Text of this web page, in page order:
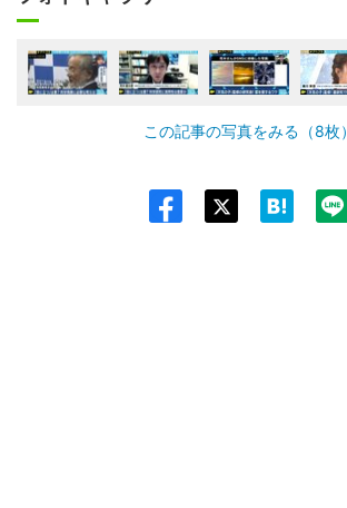
この記事の写真をみる（8枚）